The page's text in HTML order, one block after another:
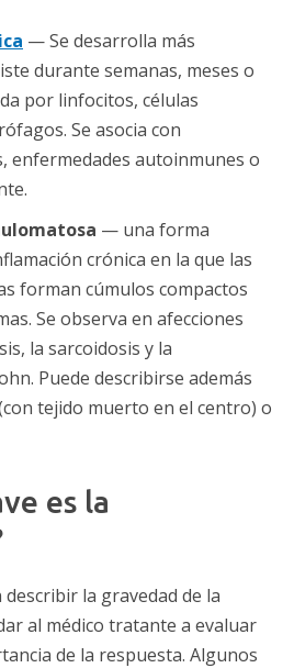
— Se desarrolla más
durante semanas, meses o
por linfocitos, células
Se asocia con
enfermedades autoinmunes o
— una forma
crónica en la que las
forman cúmulos compactos
Se observa en afecciones
la sarcoidosis y la
Puede describirse además
tejido muerto en el centro) o
es la
la gravedad de la
al médico tratante a evaluar
de la respuesta. Algunos